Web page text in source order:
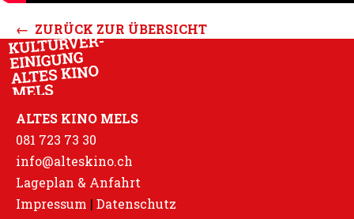
← ZURÜCK ZUR ÜBERSICHT
ALTES KINO MELS
081 723 73 30
info@alteskino.ch
Lageplan & Anfahrt
Impressum | Datenschutz